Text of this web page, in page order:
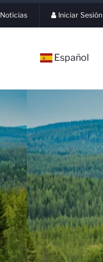
Noticias Iniciar Sesión
Español